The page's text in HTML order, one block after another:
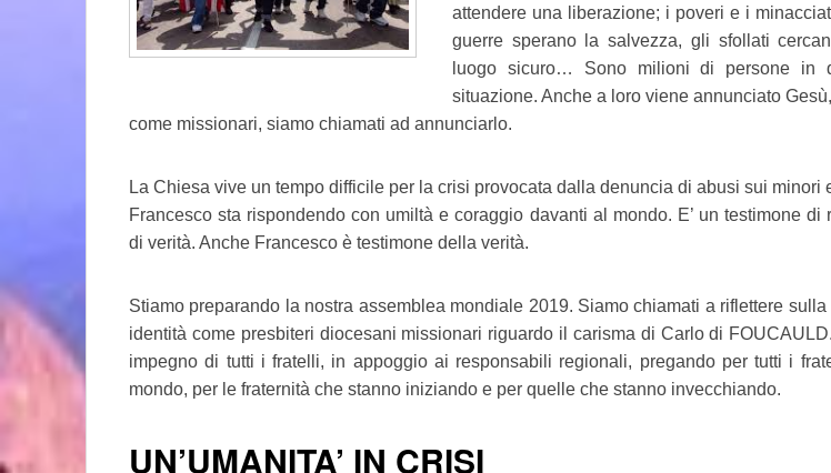
attendere una liberazione; i poveri e i
guerre sperano la salvezza, gli sfollati
luogo sicuro… Sono milioni di persone in
situazione. Anche a loro viene annunciato
come missionari, siamo chiamati ad annunciarlo.
La Chiesa vive un tempo difficile per la crisi provocata dalla denuncia di abusi sui minori
Francesco sta rispondendo con umiltà e coraggio davanti al mondo. E’ un testimone di
di verità. Anche Francesco è testimone della verità.
Stiamo preparando la nostra assemblea mondiale 2019. Siamo chiamati a riflettere sulla
identità come presbiteri diocesani missionari riguardo il carisma di Carlo di FOUCAULD.
impegno di tutti i fratelli, in appoggio ai responsabili regionali, pregando per tutti i
mondo, per le fraternità che stanno iniziando e per quelle che stanno invecchiando.
UN’UMANITA’ IN CRISI